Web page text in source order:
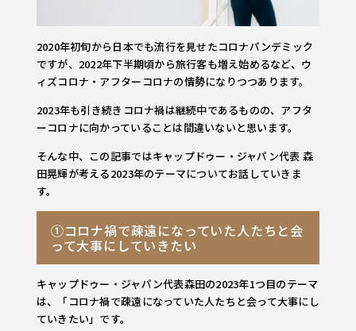
2020年初旬から日本でも流行を見せたコロナパンデミック
ですが、2022年下半期頃から旅行客も増え始めるなど、ウ
ィズコロナ・アフターコロナの情勢になりつつあります。
2023年も引き続きコロナ禍は継続中であるものの、アフタ
ーコロナに向かっていることは間違いないと思います。
そんな中、この記事ではキャップドゥー・ジャパン代表 森
田晃輝が考える2023年のテーマについてお話していきま
す。
①コロナ禍で疎遠になっていた人たちと会
って大事にしていきたい
キャップドゥー・ジャパン代表森田の2023年1つ目のテーマ
は、「コロナ禍で疎遠になっていた人たちと会って大事にし
ていきたい」です。